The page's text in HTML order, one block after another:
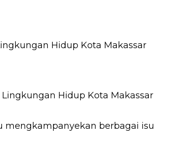
Hidup Kota Makassar
Hidup Kota Makassar
mengkampanyekan berbagai isu